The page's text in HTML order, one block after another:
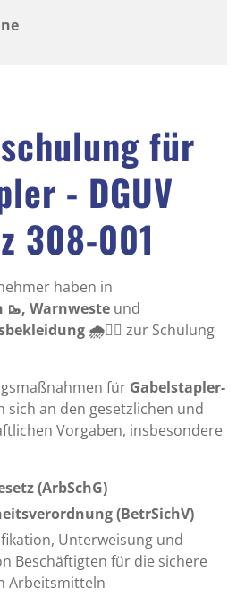
für
- DGUV
308-001
haben in
Warnweste und
🌧️👷‍♂️ zur Schulung
für Gabelstapler-
sich an den gesetzlichen und
Vorgaben, insbesondere
(ArbSchG)
(BetrSichV)
Unterweisung und
Beschäftigten für die sichere
Arbeitsmitteln